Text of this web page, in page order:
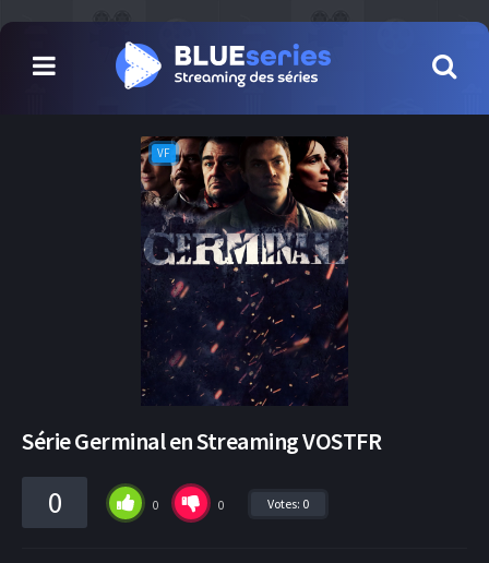
VF
Série Germinal en Streaming VOSTFR
0 0 0 Votes: 0